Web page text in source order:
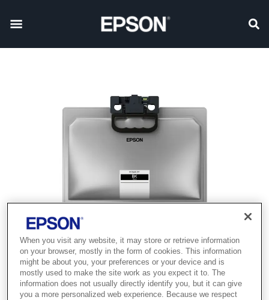
When you visit any website, it may store or retrieve information
on your browser, mostly in the form of cookies. This information
might be about you, your preferences or your device and is
mostly used to make the site work as you expect it to. The
information does not usually directly identify you, but it can give
you a more personalized web experience. Because we respect